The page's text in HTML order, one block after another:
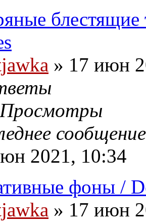
» 17 июн
Просмотры
сообщение
2021, 10:34
фоны /
» 17 июн